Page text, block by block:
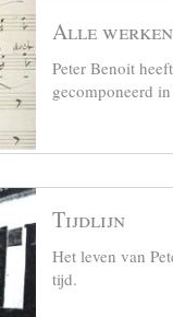
Alle werken
Peter Benoit
gecomponeerd
Tijdlijn
Het leven van
tijd.